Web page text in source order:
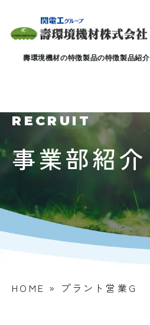
壽環境機材の特徴製品の特徴製品紹介
RECRUIT
事業部紹介
HOME » プラント営業G